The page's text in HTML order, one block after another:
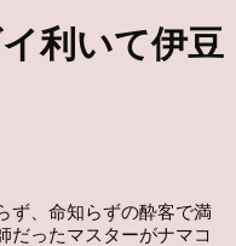
利いて伊豆
ず、命知らずの酔客で満
だったマスターがナマコ